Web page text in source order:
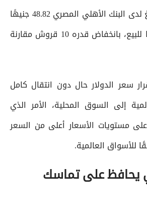
جنيهًا للبيع، فيما بلغ لدى البنك الأهلي المصري 48.82 جنيهًا
للشراء و48.92 جنيهًا للبيع، بانخفاض قدره 10 قروش مقارنة
سعر الدولار حال دون انتقال كامل
إلى السوق المحلية، الأمر الذي
مستويات الأسعار أعلى من السعر
للأسواق العالمية.
يحافظ على تماسك